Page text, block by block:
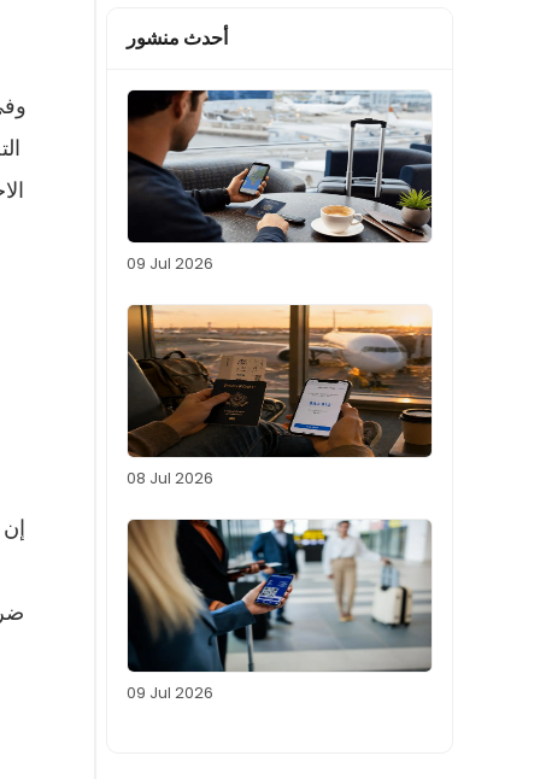
إن
أحدث منشور
09 Jul 2026
08 Jul 2026
09 Jul 2026